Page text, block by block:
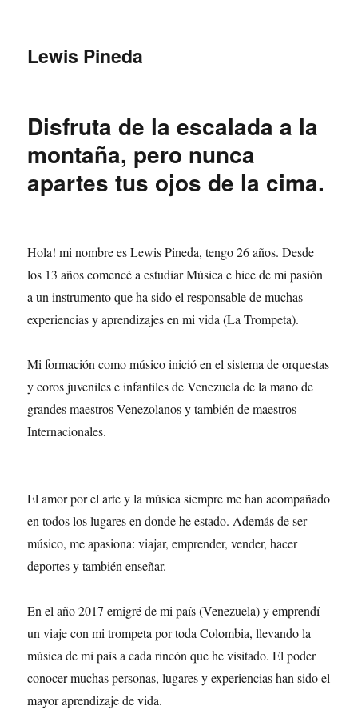
Lewis Pineda
Disfruta de la escalada a la
montaña, pero nunca
apartes tus ojos de la cima.
Hola! mi nombre es Lewis Pineda, tengo 26 años. Desde
los 13 años comencé a estudiar Música e hice de mi pasión
a un instrumento que ha sido el responsable de muchas
experiencias y aprendizajes en mi vida (La Trompeta).
Mi formación como músico inició en el sistema de orquestas
y coros juveniles e infantiles de Venezuela de la mano de
grandes maestros Venezolanos y también de maestros
Internacionales.
El amor por el arte y la música siempre me han acompañado
en todos los lugares en donde he estado. Además de ser
músico, me apasiona: viajar, emprender, vender, hacer
deportes y también enseñar.
En el año 2017 emigré de mi país (Venezuela) y emprendí
un viaje con mi trompeta por toda Colombia, llevando la
música de mi país a cada rincón que he visitado. El poder
conocer muchas personas, lugares y experiencias han sido el
mayor aprendizaje de vida.